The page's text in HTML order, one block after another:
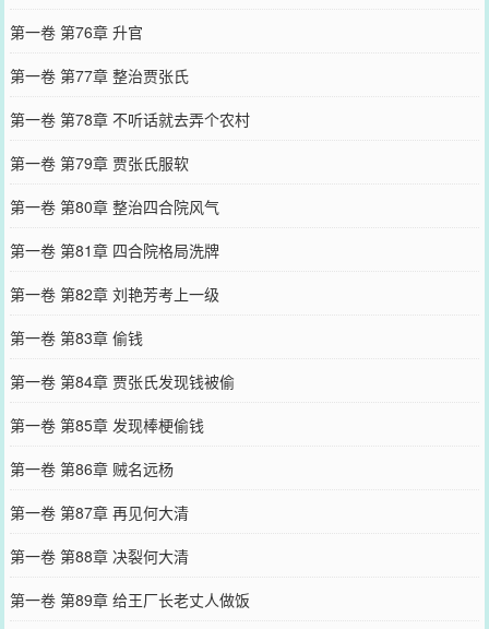
第一卷 第76章 升官
第一卷 第77章 整治贾张氏
第一卷 第78章 不听话就去弄个农村
第一卷 第79章 贾张氏服软
第一卷 第80章 整治四合院风气
第一卷 第81章 四合院格局洗牌
第一卷 第82章 刘艳芳考上一级
第一卷 第83章 偷钱
第一卷 第84章 贾张氏发现钱被偷
第一卷 第85章 发现棒梗偷钱
第一卷 第86章 贼名远杨
第一卷 第87章 再见何大清
第一卷 第88章 决裂何大清
第一卷 第89章 给王厂长老丈人做饭